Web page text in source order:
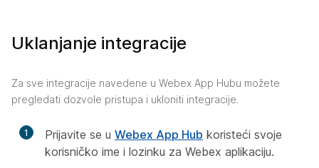
Uklanjanje integracije
Za sve integracije navedene u Webex App Hubu možete
pregledati dozvole pristupa i ukloniti integracije.
1 Prijavite se u Webex App Hub koristeći svoje
korisničko ime i lozinku za Webex aplikaciju.